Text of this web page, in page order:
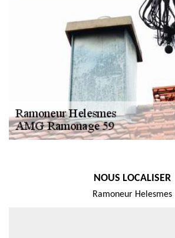
NOUS LOCALISER
Ramoneur Helesmes